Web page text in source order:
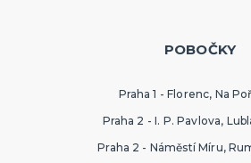
POBOČKY
Praha 1 - Florenc, Na
Praha 2 - I. P. Pavlova,
Praha 2 - Náměstí Míru,